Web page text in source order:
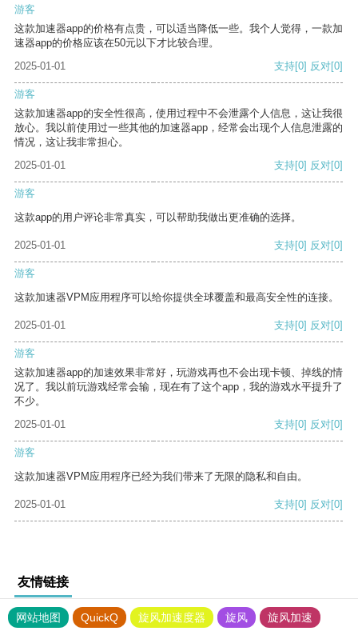
游客
这款加速器app的价格有点贵，可以适当降低一些。我个人觉得，一款加
速器app的价格应该在50元以下才比较合理。
2025-01-01
支持[0] 反对[0]
游客
这款加速器app的安全性很高，使用过程中不会泄露个人信息，这让我很
放心。我以前使用过一些其他的加速器app，经常会出现个人信息泄露的
情况，这让我非常担心。
2025-01-01
支持[0] 反对[0]
游客
这款app的用户评论非常真实，可以帮助我做出更准确的选择。
2025-01-01 支持[0] 反对[0]
游客
这款加速器VPM应用程序可以给你提供全球覆盖和最高安全性的连接。
2025-01-01 支持[0] 反对[0]
游客
这款加速器app的加速效果非常好，玩游戏再也不会出现卡顿、掉线的情
况了。我以前玩游戏经常会输，现在有了这个app，我的游戏水平提升了
不少。
2025-01-01
支持[0] 反对[0]
游客
这款加速器VPM应用程序已经为我们带来了无限的隐私和自由。
2025-01-01 支持[0] 反对[0]
友情链接
网站地图 QuickQ 旋风加速度器 旋风 旋风加速